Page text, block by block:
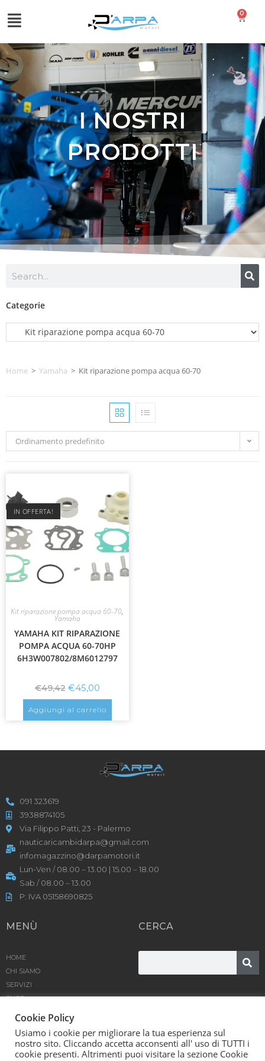
0
I NOSTRI
PRODOTTI
Categorie
Home > Yamaha > Kit riparazione pompa acqua 60-70
Ordinamento predefinito
IN OFFERTA!
Kit riparazione pompa acqua 60-70,
Yamaha
YAMAHA KIT RIPARAZIONE
POMPA ACQUA 60-70HP
6H3W007802/8M6012797
€49,42 €45,00
Aggiungi al carrello
091 323619
3938874105
Via Filippo Patti, 23 - Palermo
nauticaricambidarpa@gmail.com
infomagazzino@darpamotori.it
Lun-Ven / 08.00 – 13.00 | 15.00 – 18.00
Sab / 08.00 – 13.00
P: IVA 05158690825
MENÙ
HOME
CHI SIAMO
SERVIZI
SHOP
PRODOTTI
CONTATTACI
CERCA
Cookie Policy
Usiamo i cookie per migliorare la tua esperienza sul
nostro sito. Cliccando accetta acconsenti all' uso di TUTTI i
cookie presenti. Altrimenti puoi visitare la sezione Cookie